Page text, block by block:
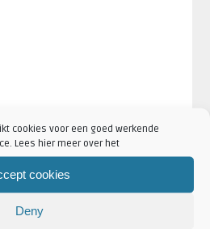
cookies voor een goed werkende
Lees hier meer over het
cookies
Deny